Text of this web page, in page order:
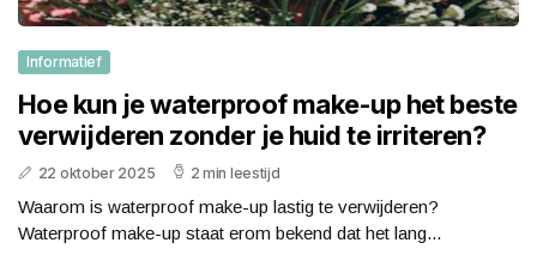
Informatief
Hoe kun je waterproof make-up het beste
verwijderen zonder je huid te irriteren?
22 oktober 2025 2 min leestijd
Waarom is waterproof make-up lastig te verwijderen?
Waterproof make-up staat erom bekend dat het lang...